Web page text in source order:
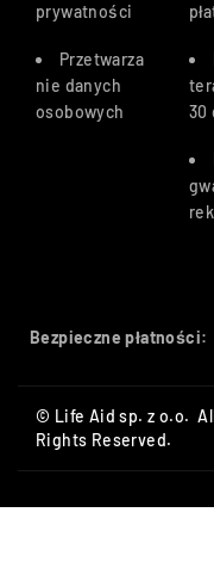
prywatności
Przetwarza
nie danych
osobowych
30
Bezpieczne płatności:
© Life Aid sp. z o.o.
Rights Reserved.